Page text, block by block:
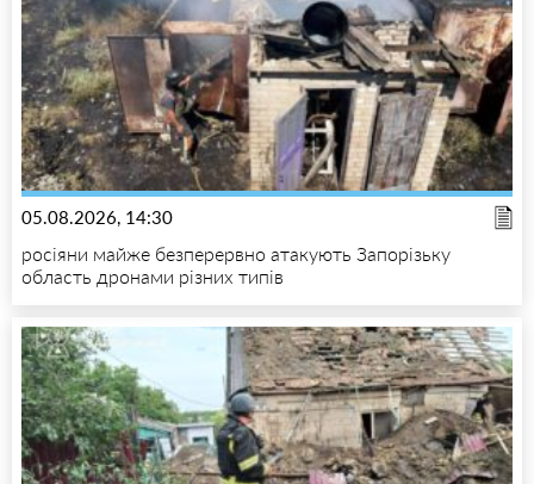
05.08.2026, 14:30
росіяни майже безперервно атакують Запорізьку
область дронами різних типів